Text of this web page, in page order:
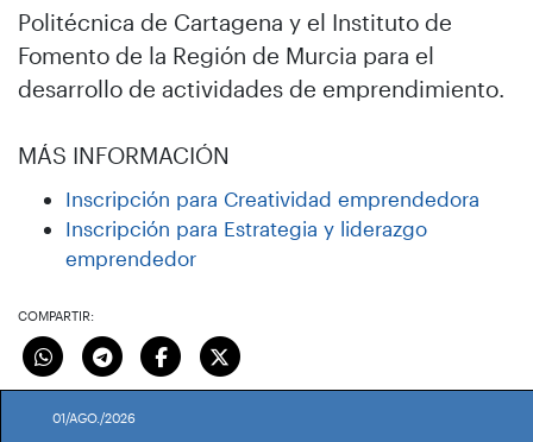
Politécnica de Cartagena y el Instituto de
Fomento de la Región de Murcia para el
desarrollo de actividades de emprendimiento.
MÁS INFORMACIÓN
Inscripción para Creatividad emprendedora
Inscripción para Estrategia y liderazgo
emprendedor
COMPARTIR:
01/AGO./2026